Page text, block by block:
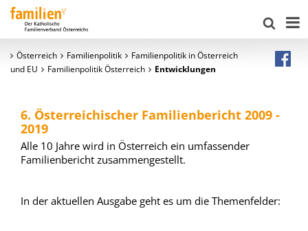
Österreich Familienpolitik
Familienpolitik in Österreich
und EU
Familienpolitik Österreich Entwicklungen
6. Österreichischer Familienbericht 2009 -
2019
Alle 10 Jahre wird in Österreich ein umfassender
Familienbericht zusammengestellt.
In der aktuellen Ausgabe geht es um die Themenfelder: